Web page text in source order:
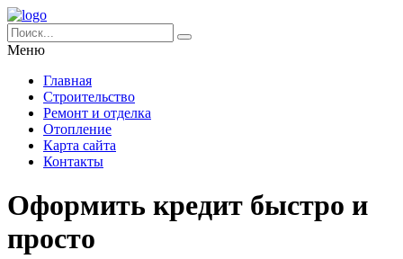
Меню
Главная
Строительство
Ремонт и отделка
Отопление
Карта сайта
Контакты
Оформить кредит быстро и
просто